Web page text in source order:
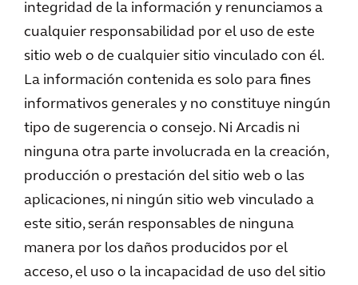
integridad de la información y renunciamos a
cualquier responsabilidad por el uso de este
sitio web o de cualquier sitio vinculado con él.
La información contenida es solo para fines
informativos generales y no constituye ningún
tipo de sugerencia o consejo. Ni Arcadis ni
ninguna otra parte involucrada en la creación,
producción o prestación del sitio web o las
aplicaciones, ni ningún sitio web vinculado a
este sitio, serán responsables de ninguna
manera por los daños producidos por el
acceso, el uso o la incapacidad de uso del sitio